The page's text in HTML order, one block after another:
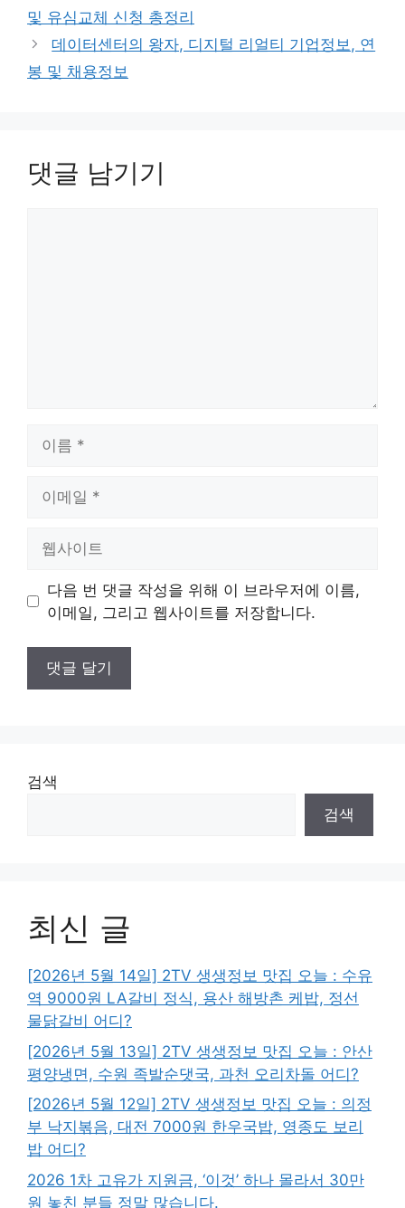
리
및 유심교체 신청 총정리
데이터센터의 왕자, 디지털 리얼티 기업정보, 연
봉 및 채용정보
댓글 남기기
트
다음 번 댓글 작성을 위해 이 브라우저에 이름,
이메일, 그리고 웹사이트를 저장합니다.
검색
검색
최신 글
[2026년 5월 14일] 2TV 생생정보 맛집 오늘 : 수유
역 9000원 LA갈비 정식, 용산 해방촌 케밥, 정선
물닭갈비 어디?
[2026년 5월 13일] 2TV 생생정보 맛집 오늘 : 안산
평양냉면, 수원 족발순댓국, 과천 오리차돌 어디?
[2026년 5월 12일] 2TV 생생정보 맛집 오늘 : 의정
부 낙지볶음, 대전 7000원 한우국밥, 영종도 보리
밥 어디?
2026 1차 고유가 지원금, ‘이것’ 하나 몰라서 30만
원 놓친 분들 정말 많습니다.